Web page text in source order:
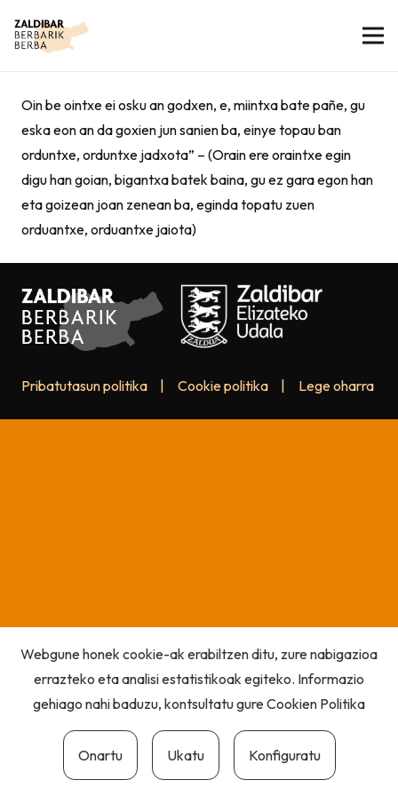
Oin be ointxe ei osku an godxen, e, miintxa bate pañe, gu
eska eon an da goxien jun sanien ba, einye topau ban
orduntxe, orduntxe jadxota” – (Orain ere oraintxe egin
digu han goian, bigantxa batek baina, gu ez gara egon han
eta goizean joan zenean ba, eginda topatu zuen
orduantxe, orduantxe jaiota)
Pribatutasun politika Cookie politika Lege oharra
Webgune honek cookie-ak erabiltzen ditu, zure nabigazioa
errazteko eta analisi estatistikoak egiteko. Informazio
gehiago nahi baduzu, kontsultatu gureCookien Politika
Onartu Ukatu Konfiguratu